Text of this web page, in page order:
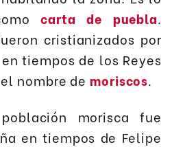
carta de puebla.
cristianizados por
tiempos de los Reyes
nombre de moriscos.
morisca fue
en tiempos de Felipe